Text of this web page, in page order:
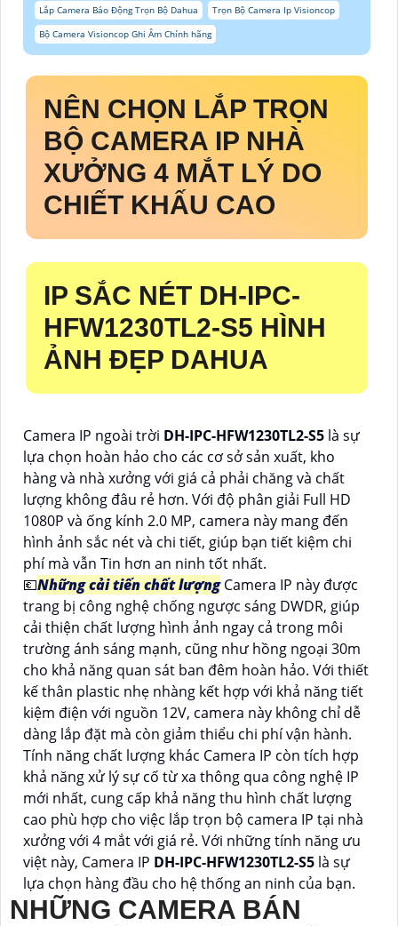
Lắp Camera Báo Động Trọn Bộ Dahua
Trọn Bộ Camera Ip Visioncop
Bộ Camera Visioncop Ghi Âm Chính hãng
NÊN CHỌN LẮP TRỌN
BỘ CAMERA IP NHÀ
XƯỞNG 4 MẮT LÝ DO
CHIẾT KHẤU CAO
IP SẮC NÉT DH-IPC-
HFW1230TL2-S5 HÌNH
ẢNH ĐẸP DAHUA
Camera IP ngoài trời DH-IPC-HFW1230TL2-S5 là sự
lựa chọn hoàn hảo cho các cơ sở sản xuất, kho
hàng và nhà xưởng với giá cả phải chăng và chất
lượng không đâu rẻ hơn. Với độ phân giải Full HD
1080P và ống kính 2.0 MP, camera này mang đến
hình ảnh sắc nét và chi tiết, giúp bạn tiết kiệm chi
phí mà vẫn Tin hơn an ninh tốt nhất.
💶Những cải tiến chất lượngCamera IP này được
trang bị công nghệ chống ngược sáng DWDR, giúp
cải thiện chất lượng hình ảnh ngay cả trong môi
trường ánh sáng mạnh, cũng như hồng ngoại 30m
cho khả năng quan sát ban đêm hoàn hảo. Với thiết
kế thân plastic nhẹ nhàng kết hợp với khả năng tiết
kiệm điện với nguồn 12V, camera này không chỉ dễ
dàng lắp đặt mà còn giảm thiểu chi phí vận hành.
Tính năng chất lượng khác Camera IP còn tích hợp
khả năng xử lý sự cố từ xa thông qua công nghệ IP
mới nhất, cung cấp khả năng thu hình chất lượng
cao phù hợp cho việc lắp trọn bộ camera IP tại nhà
xưởng với 4 mắt với giá rẻ. Với những tính năng ưu
việt này, Camera IP DH-IPC-HFW1230TL2-S5 là sự
lựa chọn hàng đầu cho hệ thống an ninh của bạn.
NHỮNG CAMERA BÁN